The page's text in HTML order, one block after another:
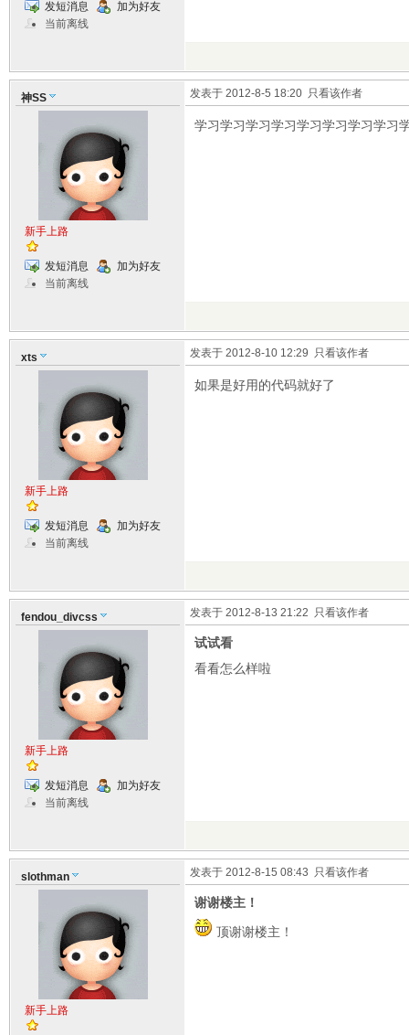
发短消息
加为好友
当前离线
神SS
新手上路
发短消息
加为好友
当前离线
发表于 2012-8-5 18:20 只看该作者
学习学习学习学习学习学习学习学习
xts
新手上路
发短消息
加为好友
当前离线
发表于 2012-8-10 12:29 只看该作者
如果是好用的代码就好了
fendou_divcss
新手上路
发短消息
加为好友
当前离线
发表于 2012-8-13 21:22 只看该作者
试试看
看看怎么样啦
slothman
新手上路
发表于 2012-8-15 08:43 只看该作者
谢谢楼主！
顶谢谢楼主！